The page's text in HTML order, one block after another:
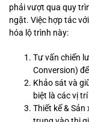
phải vượt qua quy
ngặt. Việc hợp tác
hóa lộ trình này:
Tư vấn chiến
Conversion)
Khảo sát và
biệt là các vị
Thiết kế &